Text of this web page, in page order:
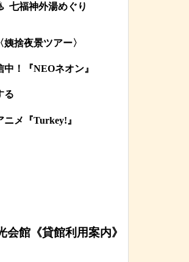
七福神外湯めぐり
姨捨夜景ツアー〉
！『NEOネオン』
る
メ『Turkey!』
会館《貸館利用案内》